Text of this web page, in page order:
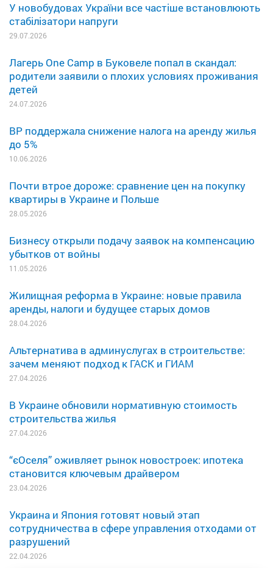
У новобудовах України все частіше встановлюють
стабілізатори напруги
29.07.2026
Лагерь One Camp в Буковеле попал в скандал:
родители заявили о плохих условиях проживания
детей
24.07.2026
ВР поддержала снижение налога на аренду жилья
до 5%
10.06.2026
Почти втрое дороже: сравнение цен на покупку
квартиры в Украине и Польше
28.05.2026
Бизнесу открыли подачу заявок на компенсацию
убытков от войны
11.05.2026
Жилищная реформа в Украине: новые правила
аренды, налоги и будущее старых домов
28.04.2026
Альтернатива в админуслугах в строительстве:
зачем меняют подход к ГАСК и ГИАМ
27.04.2026
В Украине обновили нормативную стоимость
строительства жилья
27.04.2026
“єОселя” оживляет рынок новостроек: ипотека
становится ключевым драйвером
23.04.2026
Украина и Япония готовят новый этап
сотрудничества в сфере управления отходами от
разрушений
22.04.2026